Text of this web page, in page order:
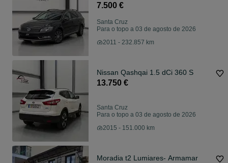
7.500 €
Santa Cruz
Para o topo a 03 de agosto de 2026
2011 - 232.857 km
Nissan Qashqai 1.5 dCi 360 S
13.750 €
Santa Cruz
Para o topo a 03 de agosto de 2026
2015 - 151.000 km
Moradia t2 Lumiares- Armamar